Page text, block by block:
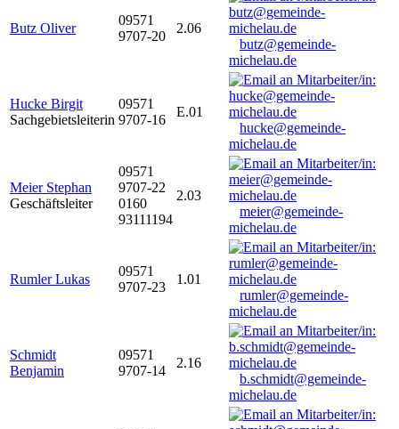
Butz Oliver
09571
9707-20
2.06
butz@gemeinde-
michelau.de
Hucke Birgit
Sachgebietsleiterin
09571
9707-16
E.01
hucke@gemeinde-
michelau.de
Meier Stephan
Geschäftsleiter
09571
9707-22
0160
93111194
2.03
meier@gemeinde-
michelau.de
Rumler Lukas
09571
9707-23
1.01
rumler@gemeinde-
michelau.de
Schmidt
Benjamin
09571
9707-14
2.16
b.schmidt@gemeinde-
michelau.de